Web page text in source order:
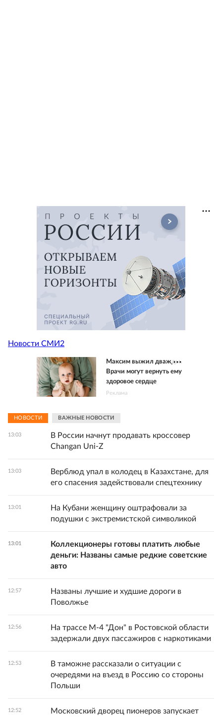
Новости СМИ2
Максим выжил дважды.
Врачи могут вернуть ему
здоровое сердце
Реклама
НОВОСТИ ВАЖНЫЕ НОВОСТИ
13:03
В России начнут продавать кроссовер
Changan Uni-Z
13:03
Верблюд упал в колодец в Казахстане, для
его спасения задействовали спецтехнику
13:01
На Кубани женщину оштрафовали за
подушки с экстремистской символикой
13:01
Коллекционеры готовы платить любые
деньги: Названы самые редкие советские
авто
12:57
Названы лучшие и худшие дороги в
Поволжье
12:56
На трассе М-4 "Дон" в Ростовской области
задержали двух пассажиров с наркотиками
12:53
В таможне рассказали о ситуации с
очередями на въезд в Россию со стороны
Польши
12:52
Московский дворец пионеров запускает